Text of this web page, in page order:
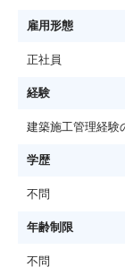
雇用形態
正社員
経験
建築施工管理経験
学歴
不問
年齢制限
不問